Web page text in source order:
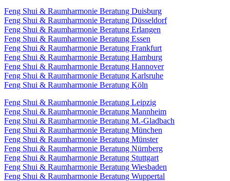
Feng Shui & Raumharmonie Beratung Duisburg
Feng Shui & Raumharmonie Beratung Düsseldorf
Feng Shui & Raumharmonie Beratung Erlangen
Feng Shui & Raumharmonie Beratung Essen
Feng Shui & Raumharmonie Beratung Frankfurt
Feng Shui & Raumharmonie Beratung Hamburg
Feng Shui & Raumharmonie Beratung Hannover
Feng Shui & Raumharmonie Beratung Karlsruhe
Feng Shui & Raumharmonie Beratung Köln
Feng Shui & Raumharmonie Beratung Leipzig
Feng Shui & Raumharmonie Beratung Mannheim
Feng Shui & Raumharmonie Beratung M.-Gladbach
Feng Shui & Raumharmonie Beratung München
Feng Shui & Raumharmonie Beratung Münster
Feng Shui & Raumharmonie Beratung Nürnberg
Feng Shui & Raumharmonie Beratung Stuttgart
Feng Shui & Raumharmonie Beratung Wiesbaden
Feng Shui & Raumharmonie Beratung Wuppertal